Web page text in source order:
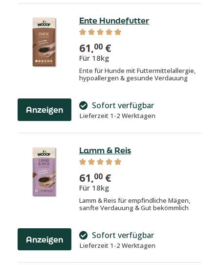
Anzeigen
Ente Hundefutter
Durchschnittliche Bewertung von
61,00 €
Für 18kg
Ente für Hunde mit Futtermittelallergie,
hypoallergen & gesunde Verdauung
Sofort verfügbar
Lieferzeit 1-2 Werktagen
Anzeigen
Lamm & Reis
Durchschnittliche Bewertung von
61,00 €
Für 18kg
Lamm & Reis für empfindliche Mägen,
sanfte Verdauung & Gut bekömmlich
Sofort verfügbar
Lieferzeit 1-2 Werktagen